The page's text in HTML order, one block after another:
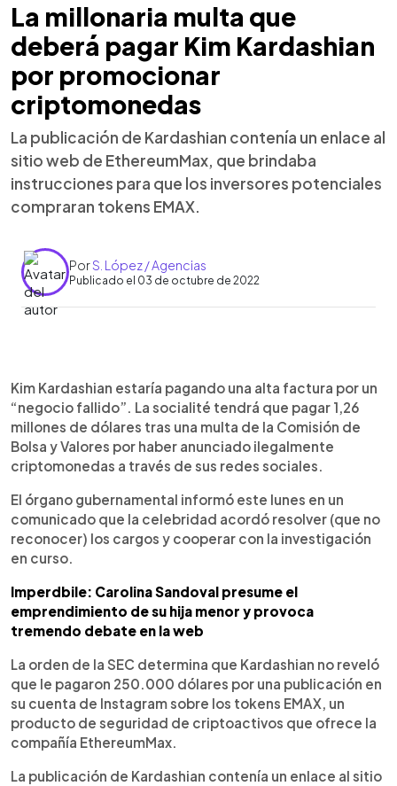
La millonaria multa que
deberá pagar Kim Kardashian
por promocionar
criptomonedas
La publicación de Kardashian contenía un enlace al
sitio web de EthereumMax, que brindaba
instrucciones para que los inversores potenciales
compraran tokens EMAX.
PorS. López / Agencias
Publicado el 03 de octubre de 2022
Escuchar artículo
Kim Kardashian estaría pagando una alta factura por un
“negocio fallido”. La socialité tendrá que pagar 1,26
millones de dólares tras una multa de la Comisión de
Bolsa y Valores por haber anunciado ilegalmente
criptomonedas a través de sus redes sociales.
El órgano gubernamental informó este lunes en un
comunicado que la celebridad acordó resolver (que no
reconocer) los cargos y cooperar con la investigación
en curso.
Imperdbile: Carolina Sandoval presume el
emprendimiento de su hija menor y provoca
tremendo debate en la web
La orden de la SEC determina que Kardashian no reveló
que le pagaron 250.000 dólares por una publicación en
su cuenta de Instagram sobre los tokens EMAX, un
producto de seguridad de criptoactivos que ofrece la
compañía EthereumMax.
La publicación de Kardashian contenía un enlace al sitio